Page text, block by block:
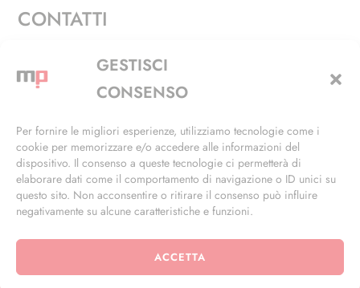
GESTISCI
CONSENSO
Per fornire le migliori esperienze, utilizziamo tecnologie come i
cookie per memorizzare e/o accedere alle informazioni del
dispositivo. Il consenso a queste tecnologie ci permetterà di
elaborare dati come il comportamento di navigazione o ID unici su
questo sito. Non acconsentire o ritirare il consenso può influire
negativamente su alcune caratteristiche e funzioni.
ACCETTA
CONTATTI
Via Alfieri, 27 - Trezzano Sul Naviglio (MI)
+39 02 4846 3155
info@masterphil.it